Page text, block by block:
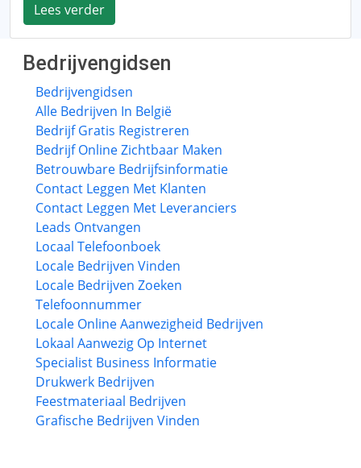
Lees verder
Bedrijvengidsen
Bedrijvengidsen
Alle Bedrijven In België
Bedrijf Gratis Registreren
Bedrijf Online Zichtbaar Maken
Betrouwbare Bedrijfsinformatie
Contact Leggen Met Klanten
Contact Leggen Met Leveranciers
Leads Ontvangen
Locaal Telefoonboek
Locale Bedrijven Vinden
Locale Bedrijven Zoeken
Telefoonnummer
Locale Online Aanwezigheid Bedrijven
Lokaal Aanwezig Op Internet
Specialist Business Informatie
Drukwerk Bedrijven
Feestmateriaal Bedrijven
Grafische Bedrijven Vinden